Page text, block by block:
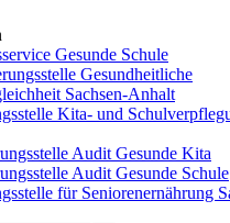
Gesunde Schule
Gesundheitliche
Sachsen-Anhalt
Kita- und
Audit Gesunde Kita
Audit Gesunde Schule
für Seniorenernährung